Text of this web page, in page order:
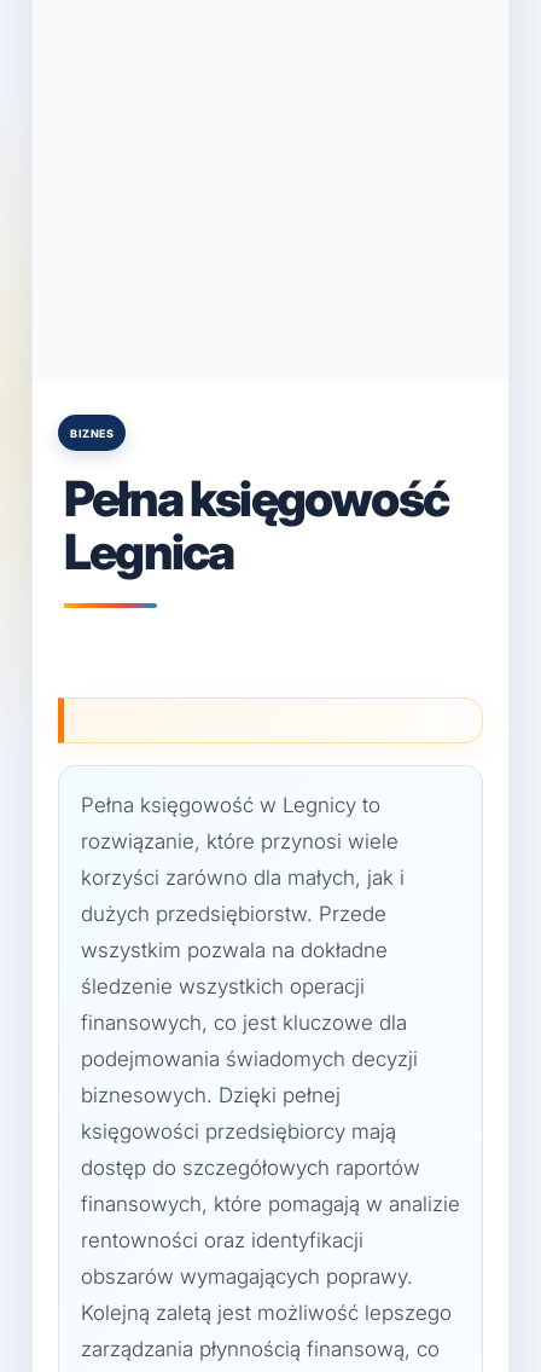
Posted
BIZNES
Pełna księgowość
Legnica
Pełna księgowość w Legnicy to
rozwiązanie, które przynosi wiele
korzyści zarówno dla małych, jak i
dużych przedsiębiorstw. Przede
wszystkim pozwala na dokładne
śledzenie wszystkich operacji
finansowych, co jest kluczowe dla
podejmowania świadomych decyzji
biznesowych. Dzięki pełnej
księgowości przedsiębiorcy mają
dostęp do szczegółowych raportów
finansowych, które pomagają w analizie
rentowności oraz identyfikacji
obszarów wymagających poprawy.
Kolejną zaletą jest możliwość lepszego
zarządzania płynnością finansową, co